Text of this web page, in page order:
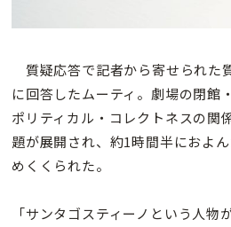
質疑応答で記者から寄せられた
に回答したムーティ。劇場の閉館
ポリティカル・コレクトネスの関
題が展開され、約1時間半におよ
めくくられた。
「サンタゴスティーノという人物